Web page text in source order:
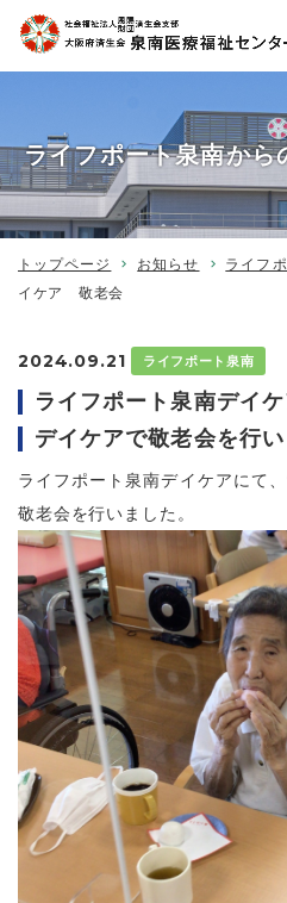
ライフポート泉南から
トップページ お知らせ ライフ
イケア 敬老会
2024.09.21 ライフポート泉南
ライフポート泉南デイ
デイケアで敬老会を行い
ライフポート泉南デイケアにて
敬老会を行いました。